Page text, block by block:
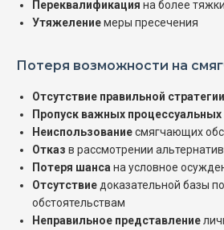
Переквалификация на более
Утяжелениемеры пресечения
Потеря возможности на
Отсутствие правильной стратегии
Пропуск важных
Неиспользованиесмягчающих
Отказ в рассмотрении
Потеря шанса на условное
Отсутствие доказательной базы
обстоятельствам
Неправильное представление